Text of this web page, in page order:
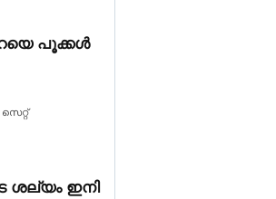
പൂക്കൾ
ശല്യം ഇനി